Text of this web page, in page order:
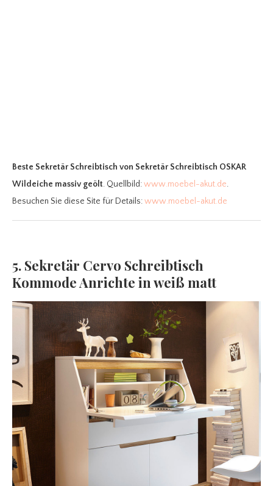
Beste Sekretär Schreibtisch von Sekretär Schreibtisch OSKAR
Wildeiche massiv geölt. Quellbild:www.moebel-akut.de.
Besuchen Sie diese Site für Details:www.moebel-akut.de
5. Sekretär Cervo Schreibtisch
Kommode Anrichte in weiß matt